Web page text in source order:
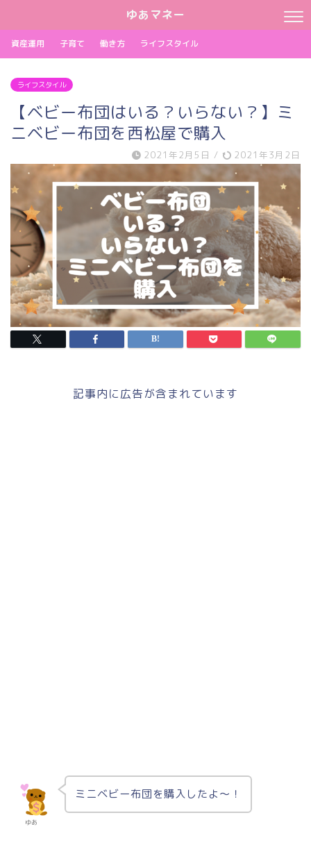
ゆあマネー
資産運用 子育て 働き方 ライフスタイル
ライフスタイル
【ベビー布団はいる？いらない？】ミ
ニベビー布団を西松屋で購入
2021年2月5日 / 2021年3月2日
記事内に広告が含まれています
ゆあ
ミニベビー布団を購入したよ〜！